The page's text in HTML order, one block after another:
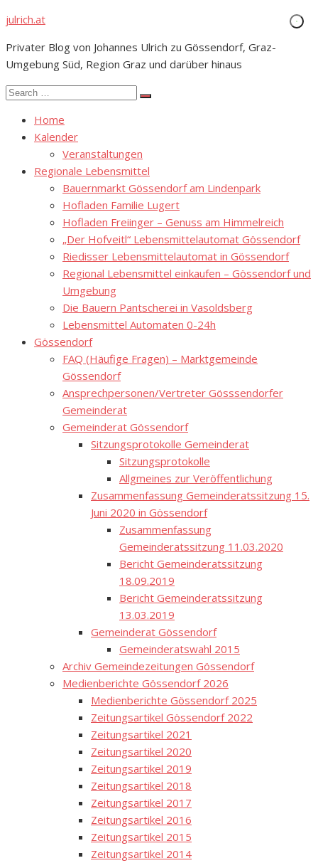
Skip
content
julrich.at
Privater Blog von Johannes Ulrich zu Gössendorf, Graz-
Umgebung Süd, Region Graz und darüber hinaus
Search
Search
Home
Kalender
Veranstaltungen
Regionale Lebensmittel
Bauernmarkt Gössendorf am Lindenpark
Hofladen Familie Lugert
Hofladen Freiinger – Genuss am Himmelreich
„Der Hofveitl“ Lebensmittelautomat Gössendorf
Riedisser Lebensmittelautomat in Gössendorf
Regional Lebensmittel einkaufen – Gössendorf und
Umgebung
Die Bauern Pantscherei in Vasoldsberg
Lebensmittel Automaten 0-24h
Gössendorf
FAQ (Häufige Fragen) – Marktgemeinde
Gössendorf
Ansprechpersonen/Vertreter Gösssendorfer
Gemeinderat
Gemeinderat Gössendorf
Sitzungsprotokolle Gemeinderat
Sitzungsprotokolle
Allgmeines zur Veröffentlichung
Zusammenfassung Gemeinderatssitzung 15.
Juni 2020 in Gössendorf
Zusammenfassung
Gemeinderatssitzung 11.03.2020
Bericht Gemeinderatssitzung
18.09.2019
Bericht Gemeinderatssitzung
13.03.2019
Gemeinderat Gössendorf
Gemeinderatswahl 2015
Archiv Gemeindezeitungen Gössendorf
Medienberichte Gössendorf 2026
Medienberichte Gössendorf 2025
Zeitungsartikel Gössendorf 2022
Zeitungsartikel 2021
Zeitungsartikel 2020
Zeitungsartikel 2019
Zeitungsartikel 2018
Zeitungsartikel 2017
Zeitungsartikel 2016
Zeitungsartikel 2015
Zeitungsartikel 2014